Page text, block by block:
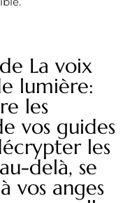
La voix
lumière:
les
vos guides
les
delà, se
vos anges